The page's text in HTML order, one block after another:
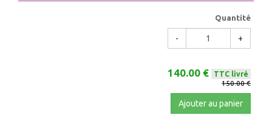
Quantité
- +
140.00 €
TTC livré
150.00 €
Ajouter au panier